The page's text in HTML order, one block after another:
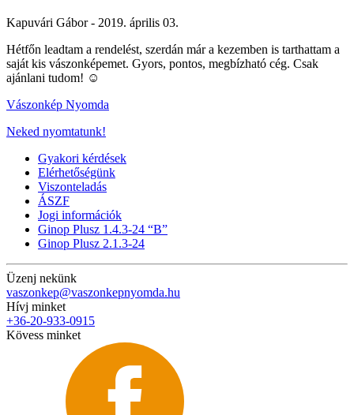
Kapuvári Gábor - 2019. április 03.
Hétfőn leadtam a rendelést, szerdán már a kezemben is tarthattam a
saját kis vászonképemet. Gyors, pontos, megbízható cég. Csak
ajánlani tudom! ☺️
Vászonkép Nyomda
Neked nyomtatunk!
Gyakori kérdések
Elérhetőségünk
Viszonteladás
ÁSZF
Jogi információk
Ginop Plusz 1.4.3-24 “B”
Ginop Plusz 2.1.3-24
Üzenj nekünk
vaszonkep@vaszonkepnyomda.hu
Hívj minket
+36-20-933-0915
Kövess minket